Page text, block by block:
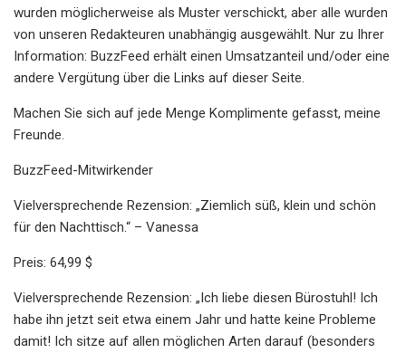
wurden möglicherweise als Muster verschickt, aber alle wurden
von unseren Redakteuren unabhängig ausgewählt. Nur zu Ihrer
Information: BuzzFeed erhält einen Umsatzanteil und/oder eine
andere Vergütung über die Links auf dieser Seite.
Machen Sie sich auf jede Menge Komplimente gefasst, meine
Freunde.
BuzzFeed-Mitwirkender
Vielversprechende Rezension: „Ziemlich süß, klein und schön
für den Nachttisch.“ – Vanessa
Preis: 64,99 $
Vielversprechende Rezension: „Ich liebe diesen Bürostuhl! Ich
habe ihn jetzt seit etwa einem Jahr und hatte keine Probleme
damit! Ich sitze auf allen möglichen Arten darauf (besonders